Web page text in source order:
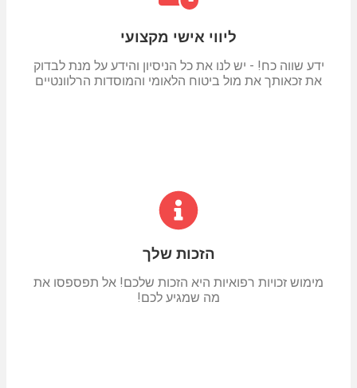
ליווי אישי מקצועי
ידע שווה כח! - יש לנו את כל הניסיון והידע על מנת לבדוק
את זכאותך את מול ביטוח הלאומי והמוסדות הרלוונטיים
הזכות שלך
מימוש זכויות רפואיות היא הזכות שלכם! אל תפספסו את
מה שמגיע לכם!